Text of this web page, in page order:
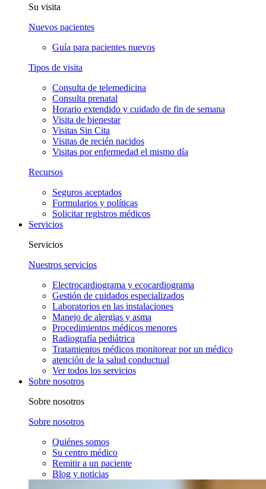
Su visita
Nuevos pacientes
Guía para pacientes nuevos
Tipos de visita
Consulta de telemedicina
Consulta prenatal
Horario extendido y cuidado de fin de semana
Visita de bienestar
Visitas Sin Cita
Visitas de recién nacidos
Visitas por enfermedad el mismo día
Recursos
Seguros aceptados
Formularios y políticas
Solicitar registros médicos
Servicios
Servicios
Nuestros servicios
Electrocardiograma y ecocardiograma
Gestión de cuidados especializados
Laboratorios en las instalaciones
Manejo de alergias y asma
Procedimientos médicos menores
Radiografía pediátrica
Tratamientos médicos monitorear por un médico
atención de la salud conductual
Ver todos los servicios
Sobre nosotros
Sobre nosotros
Sobre nosotros
Quiénes somos
Su centro médico
Remitir a un paciente
Blog y noticias